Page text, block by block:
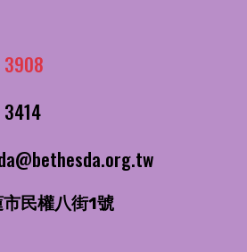
民權八街1號